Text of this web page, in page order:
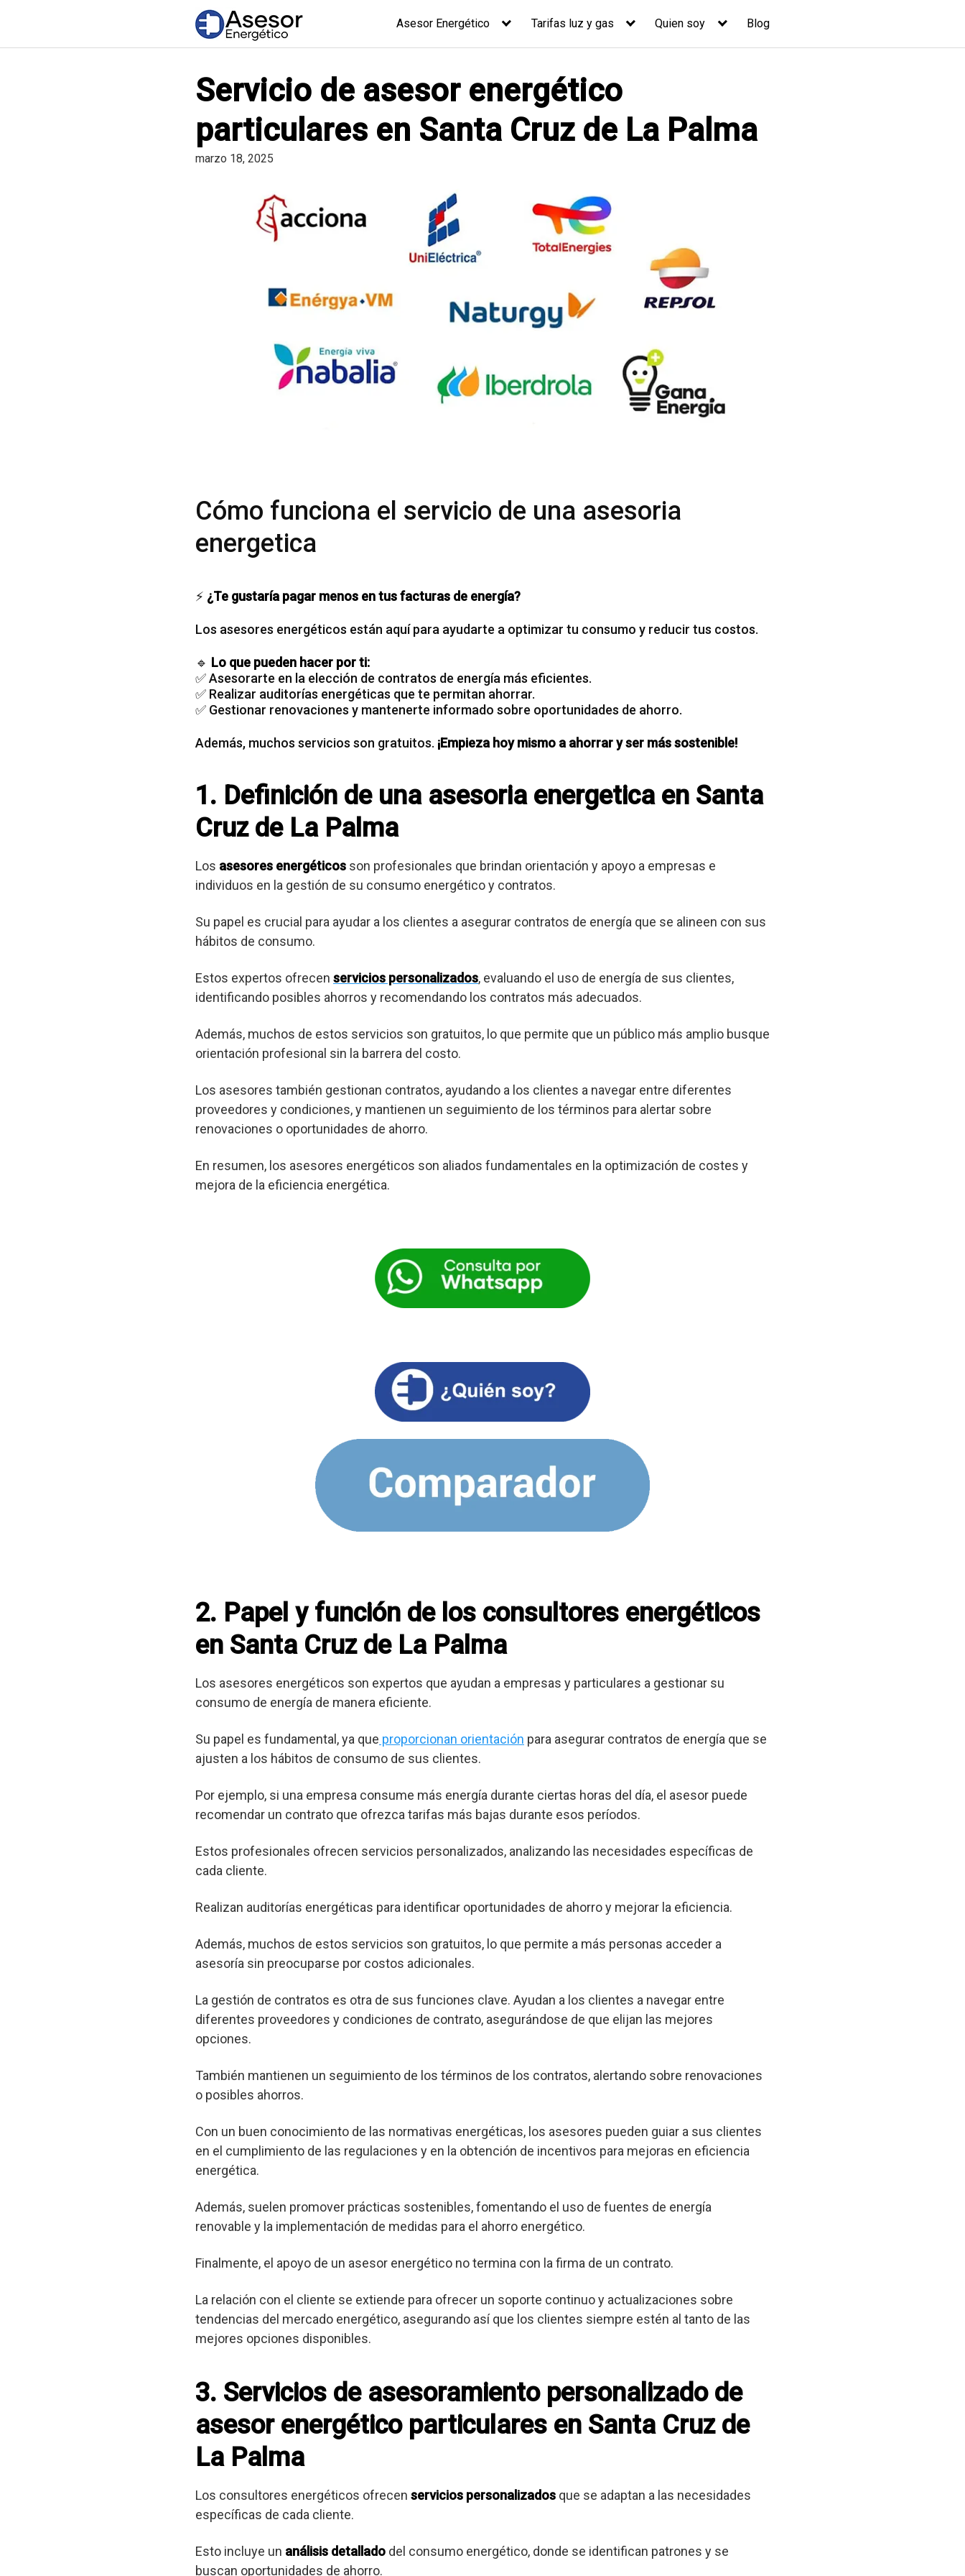
Asesor Energético Tarifas luz y gas Quien soy Blog
Servicio de asesor energético
particulares en Santa Cruz de La Palma
marzo 18, 2025
Cómo funciona el servicio de una asesoria
energetica
⚡ ¿Te gustaría pagar menos en tus facturas de energía?
Los asesores energéticos están aquí para ayudarte a optimizar tu consumo y reducir tus costos.
🔹 Lo que pueden hacer por ti:
✅ Asesorarte en la elección de contratos de energía más eficientes.
✅ Realizar auditorías energéticas que te permitan ahorrar.
✅ Gestionar renovaciones y mantenerte informado sobre oportunidades de ahorro.
Además, muchos servicios son gratuitos. ¡Empieza hoy mismo a ahorrar y ser más sostenible!
1. Definición de una asesoria energetica en Santa
Cruz de La Palma
Los asesores energéticos son profesionales que brindan orientación y apoyo a empresas e
individuos en la gestión de su consumo energético y contratos.
Su papel es crucial para ayudar a los clientes a asegurar contratos de energía que se alineen con sus
hábitos de consumo.
Estos expertos ofrecen servicios personalizados, evaluando el uso de energía de sus clientes,
identificando posibles ahorros y recomendando los contratos más adecuados.
Además, muchos de estos servicios son gratuitos, lo que permite que un público más amplio busque
orientación profesional sin la barrera del costo.
Los asesores también gestionan contratos, ayudando a los clientes a navegar entre diferentes
proveedores y condiciones, y mantienen un seguimiento de los términos para alertar sobre
renovaciones o oportunidades de ahorro.
En resumen, los asesores energéticos son aliados fundamentales en la optimización de costes y
mejora de la eficiencia energética.
2. Papel y función de los consultores energéticos
en Santa Cruz de La Palma
Los asesores energéticos son expertos que ayudan a empresas y particulares a gestionar su
consumo de energía de manera eficiente.
Su papel es fundamental, ya que proporcionan orientación para asegurar contratos de energía que se
ajusten a los hábitos de consumo de sus clientes.
Por ejemplo, si una empresa consume más energía durante ciertas horas del día, el asesor puede
recomendar un contrato que ofrezca tarifas más bajas durante esos períodos.
Estos profesionales ofrecen servicios personalizados, analizando las necesidades específicas de
cada cliente.
Realizan auditorías energéticas para identificar oportunidades de ahorro y mejorar la eficiencia.
Además, muchos de estos servicios son gratuitos, lo que permite a más personas acceder a
asesoría sin preocuparse por costos adicionales.
La gestión de contratos es otra de sus funciones clave. Ayudan a los clientes a navegar entre
diferentes proveedores y condiciones de contrato, asegurándose de que elijan las mejores
opciones.
También mantienen un seguimiento de los términos de los contratos, alertando sobre renovaciones
o posibles ahorros.
Con un buen conocimiento de las normativas energéticas, los asesores pueden guiar a sus clientes
en el cumplimiento de las regulaciones y en la obtención de incentivos para mejoras en eficiencia
energética.
Además, suelen promover prácticas sostenibles, fomentando el uso de fuentes de energía
renovable y la implementación de medidas para el ahorro energético.
Finalmente, el apoyo de un asesor energético no termina con la firma de un contrato.
La relación con el cliente se extiende para ofrecer un soporte continuo y actualizaciones sobre
tendencias del mercado energético, asegurando así que los clientes siempre estén al tanto de las
mejores opciones disponibles.
3. Servicios de asesoramiento personalizado de
asesor energético particulares en Santa Cruz de
La Palma
Los consultores energéticos ofrecen servicios personalizados que se adaptan a las necesidades
específicas de cada cliente.
Esto incluye un análisis detallado del consumo energético, donde se identifican patrones y se
buscan oportunidades de ahorro.